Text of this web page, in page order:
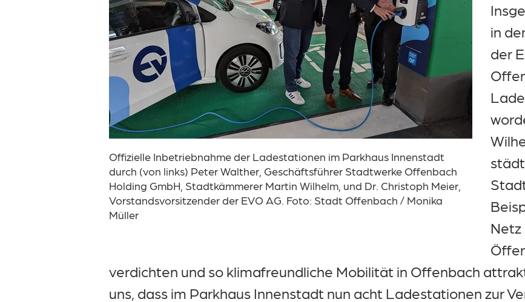
Offizielle Inbetriebnahme der Ladestationen im Parkhaus Innenstadt
durch (von links) Peter Walther, Geschäftsführer Stadtwerke Offenbach
Holding GmbH, Stadtkämmerer Martin Wilhelm, und Dr. Christoph Meier,
Vorstandsvorsitzender der EVO AG. Foto: Stadt Offenbach / Monika
Müller
in
der
verdichten und so klimafreundliche Mobilität in Offenbach
uns, dass im Parkhaus Innenstadt nun acht Ladestationen zur